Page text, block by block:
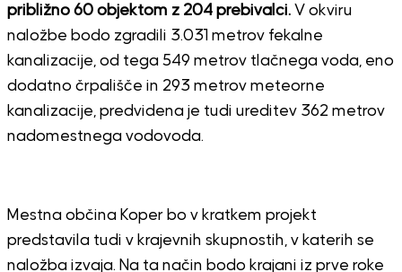
približno 60 objektom z 204 prebivalci.V okviru
naložbe bodo zgradili 3.031 metrov fekalne
kanalizacije, od tega 549 metrov tlačnega voda, eno
dodatno črpališče in 293 metrov meteorne
kanalizacije, predvidena je tudi ureditev 362 metrov
nadomestnega vodovoda.
Mestna občina Koper bo v kratkem projekt
predstavila tudi v krajevnih skupnostih, v katerih se
naložba izvaja. Na ta način bodo krajani iz prve roke